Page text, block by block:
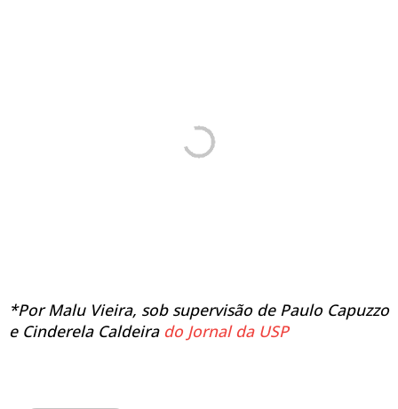
*Por Malu Vieira, sob supervisão de Paulo Capuzzo
e Cinderela Caldeirado Jornal da USP